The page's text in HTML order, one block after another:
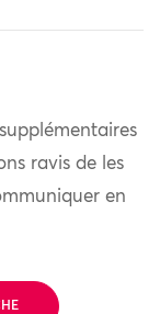
ravis de les
en